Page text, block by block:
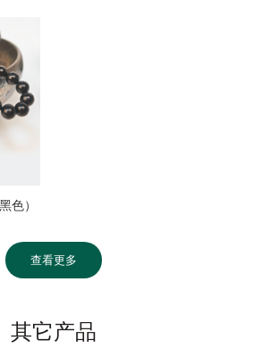
色）
查看更多
其它产品